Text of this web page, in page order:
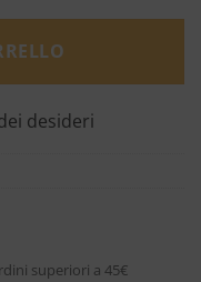
desideri
superiori a 45€